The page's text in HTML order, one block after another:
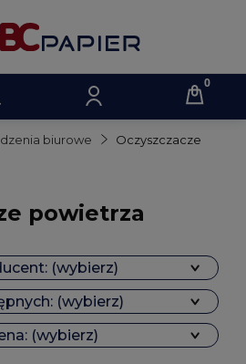
biurowe
Oczyszczacze
powietrza
(wybierz)
(wybierz)
(wybierz)